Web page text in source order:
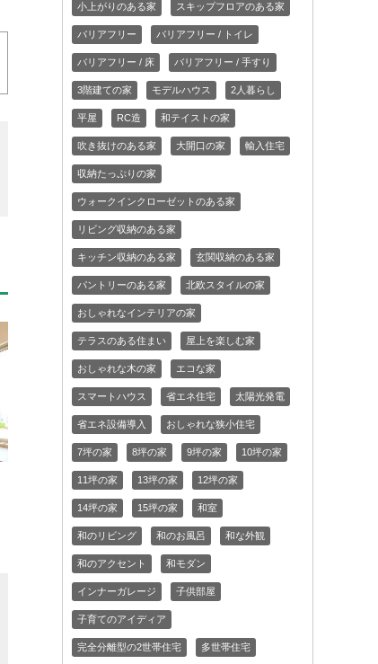
小上がりのある家 スキップフロアのある家
バリアフリー バリアフリー / トイレ
バリアフリー / 床 バリアフリー / 手すり
3階建ての家 モデルハウス 2人暮らし
平屋 RC造 和テイストの家
吹き抜けのある家 大開口の家 輸入住宅
収納たっぷりの家
ウォークインクローゼットのある家
リビング収納のある家
キッチン収納のある家 玄関収納のある家
パントリーのある家 北欧スタイルの家
おしゃれなインテリアの家
テラスのある住まい 屋上を楽しむ家
おしゃれな木の家 エコな家
スマートハウス 省エネ住宅 太陽光発電
省エネ設備導入 おしゃれな狭小住宅
7坪の家 8坪の家 9坪の家 10坪の家
11坪の家 13坪の家 12坪の家
14坪の家 15坪の家 和室
和のリビング 和のお風呂 和な外観
和のアクセント 和モダン
インナーガレージ 子供部屋
子育てのアイディア
完全分離型の2世帯住宅 多世帯住宅